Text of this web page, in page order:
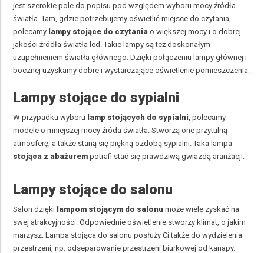
jest szerokie pole do popisu pod względem wyboru mocy źródła
światła. Tam, gdzie potrzebujemy oświetlić miejsce do czytania,
polecamy lampy stojące do czytania o większej mocy i o dobrej
jakości źródła światła led. Takie lampy są też doskonałym
uzupełnieniem światła głównego. Dzięki połączeniu lampy głównej i
bocznej uzyskamy dobre i wystarczające oświetlenie pomieszczenia.
Lampy stojące do sypialni
W przypadku wyboru lamp stojących do sypialni , polecamy
modele o mniejszej mocy źróda światła. Stworzą one przytulną
atmosferę, a także staną się piękną ozdobą sypialni. Taka lampa
stojąca z abażurempotrafi stać się prawdziwą gwiazdą aranżacji.
Lampy stojące do salonu
Salon dzięki lampom stojącym do salonu może wiele zyskać na
swej atrakcyjności. Odpowiednie oświetlenie stworzy klimat, o jakim
marzysz. Lampa stojąca do salonu posłuży Ci także do wydzielenia
przestrzeni, np. odseparowanie przestrzeni biurkowej od kanapy.